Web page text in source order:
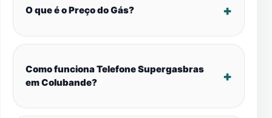
O que é o Preço do Gás?
Como funciona Telefone Supergasbras
em Colubande?